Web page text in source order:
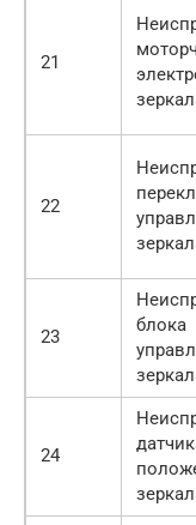
21
22
23
блока
24